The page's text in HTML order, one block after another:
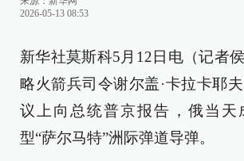
2026-05-13 08:53
新华社莫斯科5月12日电（记者
略火箭兵司令谢尔盖·卡拉卡耶
议上向总统普京报告，俄当天
型“萨尔马特”洲际弹道导弹。